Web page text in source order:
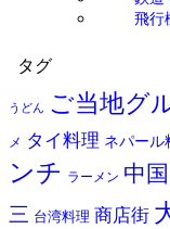
飛行
タグ
うどん ご当地グ
メ タイ料理 ネパール
ンチ ラーメン 中
三 台湾料理 商店街